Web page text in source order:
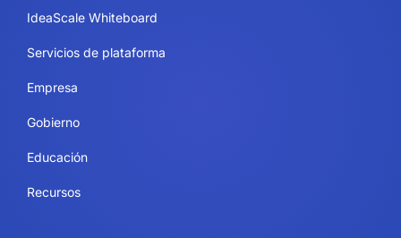
IdeaScale Whiteboard
Servicios de plataforma
Empresa
Gobierno
Educación
Recursos